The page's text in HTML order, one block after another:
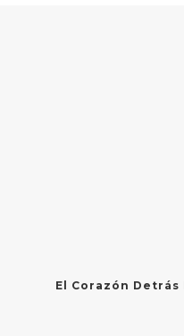
El Corazón Detrás